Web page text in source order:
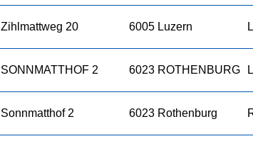
Zihlmattweg 20 6005 Luzern
SONNMATTHOF 2 6023 ROTHENBURG
Sonnmatthof 2 6023 Rothenburg